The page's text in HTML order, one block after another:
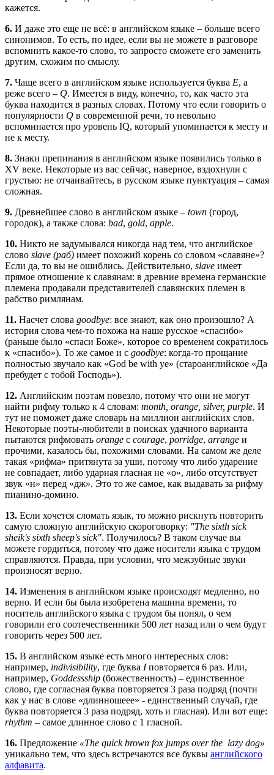
кажется.
6. И даже это еще не всё: в английском языке – больше всего
синонимов. То есть, по идее, если вы не можете в разговоре
вспомнить какое-то слово, то запросто сможете его заменить
другим, схожим по смыслу.
7. Чаще всего в английском языке используется буква E, а
реже всего – Q. Имеется в виду, конечно, то, как часто эта
буква находится в разных словах. Потому что если говорить о
популярности Q в современной речи, то невольно
вспоминается про уровень IQ, который упоминается к месту и
не к месту.
8. Знаки препинания в английском языке появились только в
XV веке. Некоторые из вас сейчас, наверное, вздохнули с
грустью: не отчаивайтесь, в русском языке пунктуация – самая
сложная.
9. Древнейшее слово в английском языке – town (город,
городок), а также слова: bad, gold, apple.
10. Никто не задумывался никогда над тем, что английское
слово slave (раб) имеет похожий корень со словом «славяне»?
Если да, то вы не ошиблись. Действительно, slave имеет
прямое отношение к славянам: в древние времена германские
племена продавали представителей славянских племен в
рабство римлянам.
11. Насчет слова goodbye: все знают, как оно произошло? А
история слова чем-то похожа на наше русское «спасибо»
(раньше было «спаси Боже», которое со временем сократилось
к «спасибо»). То же самое и с goodbye: когда-то прощание
полностью звучало как «God be with ye» (староанглийское «Да
пребудет с тобой Господь»).
12. Английским поэтам повезло, потому что они не могут
найти рифму только к 4 словам: month, orange, silver, purple. И
тут не поможет даже словарь на миллион английских слов.
Некоторые поэты-любители в поисках удачного варианта
пытаются рифмовать orange с courage, porridge, arrange и
прочими, казалось бы, похожими словами. На самом же деле
такая «рифма» притянута за уши, потому что либо ударение
не совпадает, либо ударная гласная не «о», либо отсутствует
звук «н» перед «дж». Это то же самое, как выдавать за рифму
пианино-домино.
13. Если хочется сломать язык, то можно рискнуть повторить
самую сложную английскую скороговорку: "The sixth sick
sheik's sixth sheep's sick". Получилось? В таком случае вы
можете гордиться, потому что даже носители языка с трудом
справляются. Правда, при условии, что межзубные звуки
произносят верно.
14. Изменения в английском языке происходят медленно, но
верно. И если бы была изобретена машина времени, то
носитель английского языка с трудом бы понял, о чем
говорили его соотечественники 500 лет назад или о чем будут
говорить через 500 лет.
15. В английском языке есть много интересных слов:
например, indivisibility, где буква Iповторяется 6 раз. Или,
например, Goddessship (божественность) – единственное
слово, где согласная буква повторяется 3 раза подряд (почти
как у нас в слове «длинношеее» - единственный случай, где
буква повторяется 3 раза подряд, хоть и гласная). Или вот еще:
rhythm – самое длинное слово с 1 гласной.
16. Предложение «The quick brown fox jumps over the lazy dog»
уникально тем, что здесь встречаются все буквы английского
алфавита.